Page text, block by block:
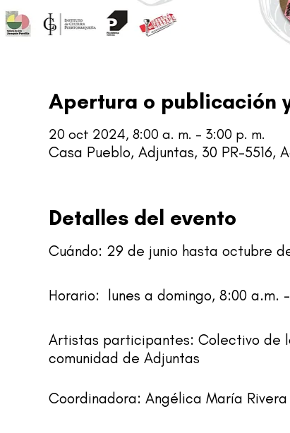
Apertura o publicación
20 oct 2024, 8:00 a. m. – 3:00 p. m.
Casa Pueblo, Adjuntas, 30 PR-5516,
Detalles del evento
Cuándo: 29 de junio hasta octubre
Horario: lunes a domingo, 8:00 a.m.
Artistas participantes: Colectivo de
comunidad de Adjuntas
Coordinadora: Angélica María Rivera